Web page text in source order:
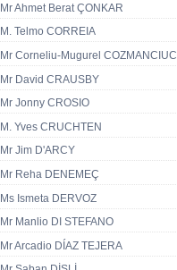
Mr Ahmet Berat ÇONKAR
M. Telmo CORREIA
Mr Corneliu-Mugurel COZMANCIUC
Mr David CRAUSBY
Mr Jonny CROSIO
M. Yves CRUCHTEN
Mr Jim D'ARCY
Mr Reha DENEMEÇ
Ms Ismeta DERVOZ
Mr Manlio DI STEFANO
Mr Arcadio DÍAZ TEJERA